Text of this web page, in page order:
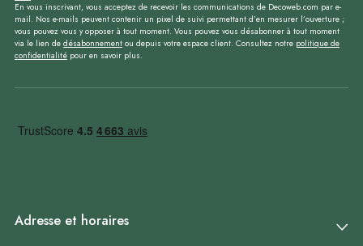
En vous inscrivant, vous acceptez de recevoir les communications de Decoweb.com par e-
mail. Nos e-mails peuvent contenir un pixel de suivi permettant d’en mesurer l’ouverture ;
vous pouvez vous y opposer à tout moment. Vous pouvez vous désabonner à tout moment
via le lien de désabonnement ou depuis votre espace client. Consultez notre politique de
confidentialité pour en savoir plus.
Adresse et horaires